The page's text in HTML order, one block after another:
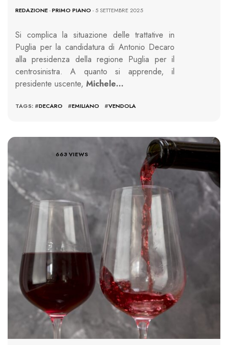
REDAZIONE-PRIMO PIANO - 5 SETTEMBRE 2025
Si complica la situazione delle trattative in
Puglia per la candidatura di Antonio Decaro
alla presidenza della regione Puglia per il
centrosinistra. A quanto si apprende, il
presidente uscente, Michele…
TAGS: #DECARO #EMILIANO #VENDOLA
663 VIEWS